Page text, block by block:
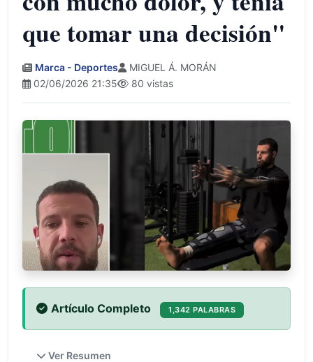
que tomar una decisión"
Marca - Deportes
MIGUEL Á. MORÁN
02/06/2026 21:35
80 vistas
Artículo Completo 1,342 PALABRAS
Ver Resumen